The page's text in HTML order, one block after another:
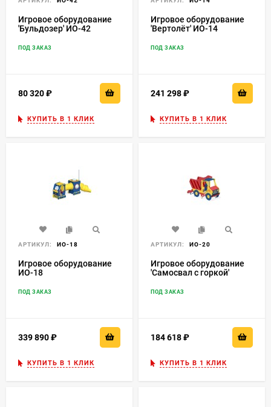
Игровое оборудование
'Бульдозер' ИО-42
ПОД ЗАКАЗ
80 320
КУПИТЬ В 1 КЛИК
Игровое оборудование
'Вертолёт' ИО-14
ПОД ЗАКАЗ
241 298
КУПИТЬ В 1 КЛИК
АРТИКУЛ: ИО-18
Игровое оборудование
ИО-18
ПОД ЗАКАЗ
339 890
КУПИТЬ В 1 КЛИК
АРТИКУЛ: ИО-20
Игровое оборудование
'Самосвал с горкой'
ПОД ЗАКАЗ
184 618
КУПИТЬ В 1 КЛИК